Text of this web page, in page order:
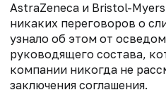
AstraZeneca и Bristol-
никаких переговоров о
узнало об этом от
руководящего состава,
компании никогда не
заключения соглашения.